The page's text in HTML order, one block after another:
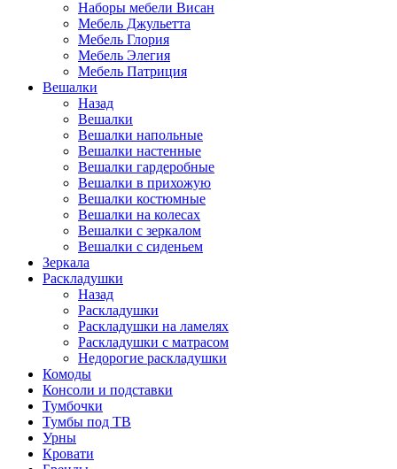
Наборы мебели Висан
Мебель Джульетта
Мебель Глория
Мебель Элегия
Мебель Патриция
Вешалки
Назад
Вешалки
Вешалки напольные
Вешалки настенные
Вешалки гардеробные
Вешалки в прихожую
Вешалки костюмные
Вешалки на колесах
Вешалки с зеркалом
Вешалки с сиденьем
Зеркала
Раскладушки
Назад
Раскладушки
Раскладушки на ламелях
Раскладушки с матрасом
Недорогие раскладушки
Комоды
Консоли и подставки
Тумбочки
Тумбы под ТВ
Урны
Кровати